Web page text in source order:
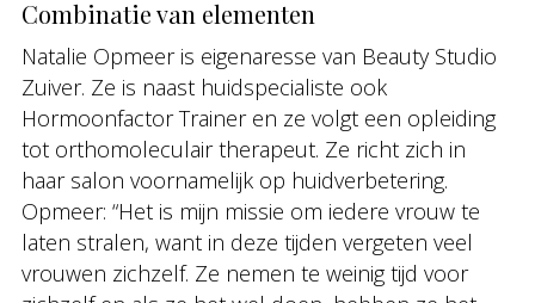
Combinatie van elementen
Natalie Opmeer is eigenaresse van Beauty Studio
Zuiver. Ze is naast huidspecialiste ook
Hormoonfactor Trainer en ze volgt een opleiding
tot orthomoleculair therapeut. Ze richt zich in
haar salon voornamelijk op huidverbetering.
Opmeer: “Het is mijn missie om iedere vrouw te
laten stralen, want in deze tijden vergeten veel
vrouwen zichzelf. Ze nemen te weinig tijd voor